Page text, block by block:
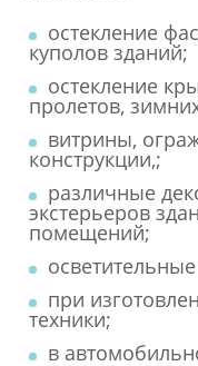
остекление
куполов зданий;
остекление
пролетов,
витрины,
конструкции,;
различные
экстерьеров
помещений;
при
техники;
в